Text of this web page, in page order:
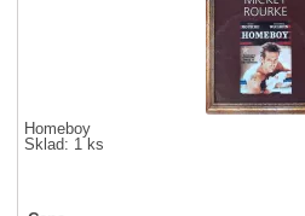
Homeboy
Sklad: 1 ks